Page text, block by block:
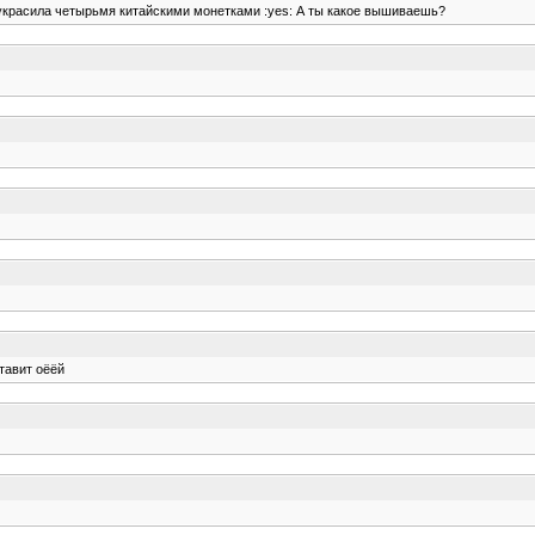
четырьмя китайскими монетками :yes: А ты какое вышиваешь?
оёёй